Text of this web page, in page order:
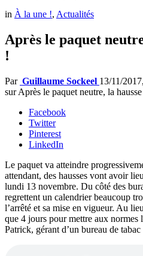
in À la une !, Actualités
Après le paquet
!
Par Guillaume Sockeel 13/11/
sur Après le paquet neutre, la
Facebook
Twitter
Pinterest
LinkedIn
Le paquet va atteindre
attendant, des hausses vont avoir
lundi 13 novembre. Du côté des
regrettent un calendrier beaucoup
l’arrêté et sa mise en vigueur. Au
que 4 jours pour mettre aux
Patrick, gérant d’un bureau de